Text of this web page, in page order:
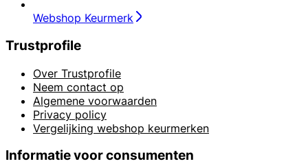
Webshop Keurmerk
Trustprofile
Over Trustprofile
Neem contact op
Algemene voorwaarden
Privacy policy
Vergelijking webshop keurmerken
Informatie voor consumenten